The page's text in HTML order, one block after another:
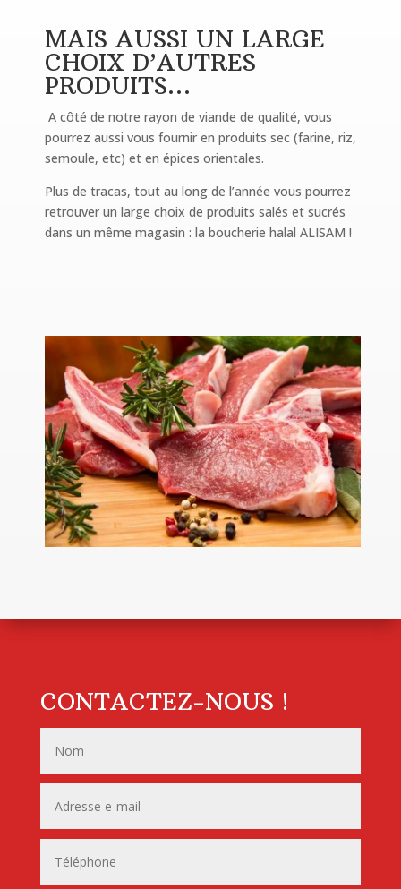
MAIS AUSSI UN LARGE
CHOIX D’AUTRES
PRODUITS…
A côté de notre rayon de viande de qualité, vous
pourrez aussi vous fournir en produits sec (farine, riz,
semoule, etc) et en épices orientales.
Plus de tracas, tout au long de l’année vous pourrez
retrouver un large choix de produits salés et sucrés
dans un même magasin : la boucherie halal ALISAM !
CONTACTEZ-NOUS !